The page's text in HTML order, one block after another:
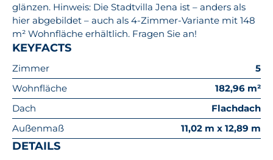
glänzen. Hinweis: Die Stadtvilla Jena ist – anders als
hier abgebildet – auch als 4-Zimmer-Variante mit 148
m² Wohnfläche erhältlich. Fragen Sie an!
KEYFACTS
Zimmer
5
Wohnfläche
182,96 m²
Dach
Flachdach
Außenmaß
11,02 m x 12,89 m
DETAILS